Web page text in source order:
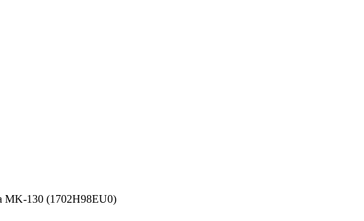
MK-130 (1702H98EU0)